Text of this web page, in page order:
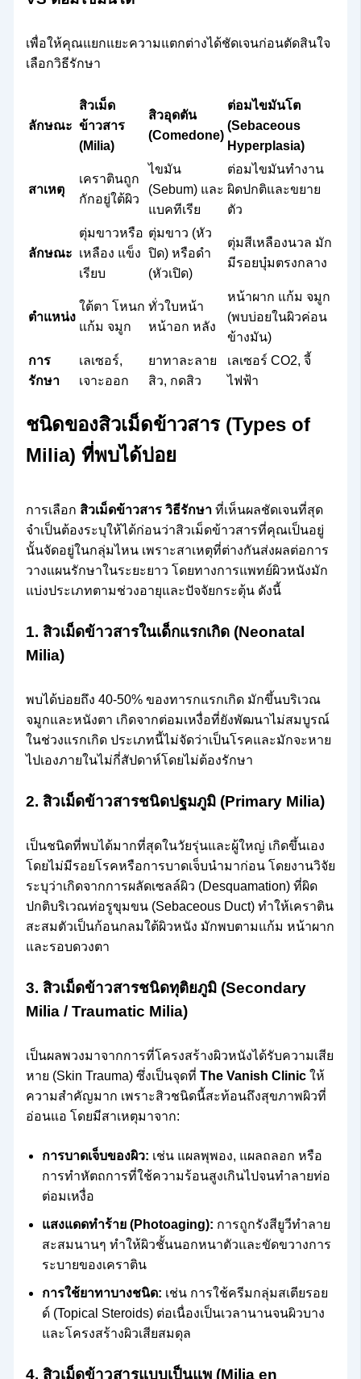
เพื่อให้คุณแยกแยะความแตกต่างได้ชัดเจนก่อนตัดสินใจ
เลือกวิธีรักษา
ลักษณะ
สิวเม็ด
ข้าวสาร
(Milia)
สิวอุดตัน
(Comedone)
ต่อมไขมันโต
(Sebaceous
Hyperplasia)
สาเหตุ
เคราตินถูก
กักอยู่ใต้ผิว
ไขมัน
(Sebum) และ
แบคทีเรีย
ต่อมไขมันทำงาน
ผิดปกติและขยาย
ตัว
ลักษณะ
ตุ่มขาวหรือ
เหลือง แข็ง
เรียบ
ตุ่มขาว (หัว
ปิด) หรือดำ
(หัวเปิด)
ตุ่มสีเหลืองนวล มัก
มีรอยบุ๋มตรงกลาง
ตำแหน่ง
ใต้ตา โหนก
แก้ม จมูก
ทั่วใบหน้า
หน้าอก หลัง
หน้าผาก แก้ม จมูก
(พบบ่อยในผิวค่อน
ข้างมัน)
การ
รักษา
เลเซอร์,
เจาะออก
ยาทาละลาย
สิว, กดสิว
เลเซอร์ CO2, จี้
ไฟฟ้า
ชนิดของสิวเม็ดข้าวสาร (Types of
Milia) ที่พบได้บ่อย
การเลือก สิวเม็ดข้าวสาร วิธีรักษาที่เห็นผลชัดเจนที่สุด
จำเป็นต้องระบุให้ได้ก่อนว่าสิวเม็ดข้าวสารที่คุณเป็นอยู่
นั้นจัดอยู่ในกลุ่มไหน เพราะสาเหตุที่ต่างกันส่งผลต่อการ
วางแผนรักษาในระยะยาว โดยทางการแพทย์ผิวหนังมัก
แบ่งประเภทตามช่วงอายุและปัจจัยกระตุ้น ดังนี้
1. สิวเม็ดข้าวสารในเด็กแรกเกิด (Neonatal
Milia)
พบได้บ่อยถึง 40-50% ของทารกแรกเกิด มักขึ้นบริเวณ
จมูกและหนังตา เกิดจากต่อมเหงื่อที่ยังพัฒนาไม่สมบูรณ์
ในช่วงแรกเกิด ประเภทนี้ไม่จัดว่าเป็นโรคและมักจะหาย
ไปเองภายในไม่กี่สัปดาห์โดยไม่ต้องรักษา
2. สิวเม็ดข้าวสารชนิดปฐมภูมิ (Primary Milia)
เป็นชนิดที่พบได้มากที่สุดในวัยรุ่นและผู้ใหญ่ เกิดขึ้นเอง
โดยไม่มีรอยโรคหรือการบาดเจ็บนำมาก่อน โดยงานวิจัย
ระบุว่าเกิดจากการผลัดเซลล์ผิว (Desquamation) ที่ผิด
ปกติบริเวณท่อรูขุมขน (Sebaceous Duct) ทำให้เคราติน
สะสมตัวเป็นก้อนกลมใต้ผิวหนัง มักพบตามแก้ม หน้าผาก
และรอบดวงตา
3. สิวเม็ดข้าวสารชนิดทุติยภูมิ (Secondary
Milia / Traumatic Milia)
เป็นผลพวงมาจากการที่โครงสร้างผิวหนังได้รับความเสีย
หาย (Skin Trauma) ซึ่งเป็นจุดที่ The Vanish Clinicให้
ความสำคัญมาก เพราะสิวชนิดนี้สะท้อนถึงสุขภาพผิวที่
อ่อนแอ โดยมีสาเหตุมาจาก:
การบาดเจ็บของผิว: เช่น แผลพุพอง, แผลถลอก หรือ
การทำหัตถการที่ใช้ความร้อนสูงเกินไปจนทำลายท่อ
ต่อมเหงื่อ
แสงแดดทำร้าย (Photoaging): การถูกรังสียูวีทำลาย
สะสมนานๆ ทำให้ผิวชั้นนอกหนาตัวและขัดขวางการ
ระบายของเคราติน
การใช้ยาทาบางชนิด: เช่น การใช้ครีมกลุ่มสเตียรอย
ด์ (Topical Steroids) ต่อเนื่องเป็นเวลานานจนผิวบาง
และโครงสร้างผิวเสียสมดุล
4. สิวเม็ดข้าวสารแบบเป็นแพ (Milia en